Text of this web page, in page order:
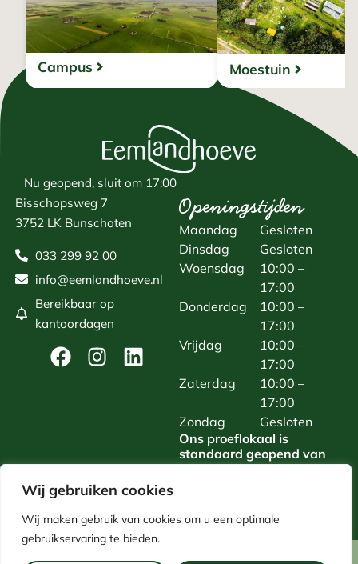
Wij gebruiken cookies
Wij maken gebruik van cookies om u een optimale
gebruikservaring te bieden.
Campus Moestuin
Nu geopend, sluit om 17:00
Bisschopsweg 7
3752 LK Bunschoten
033 299 92 00
info@eemlandhoeve.nl
Bereikbaar op
kantoordagen
Openingstijden
Maandag
Gesloten
Dinsdag
Gesloten
Woensdag
10:00 –
17:00
Donderdag
10:00 –
17:00
Vrijdag
10:00 –
17:00
Zaterdag
10:00 –
17:00
Zondag
Gesloten
Ons proeflokaal is
standaard geopend van
woensdag t/m zaterdag.
open voor reserveringen.